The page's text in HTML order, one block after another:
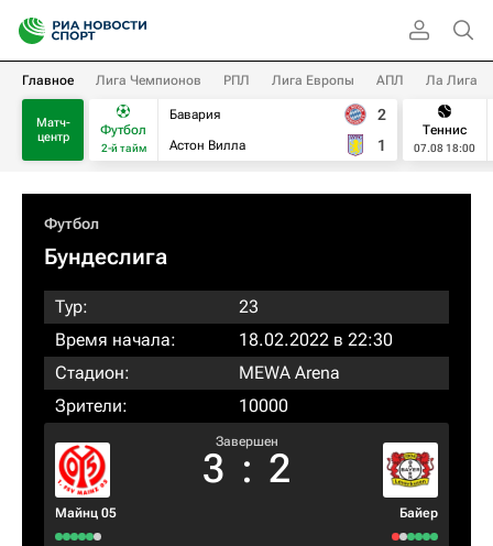
Главное Лига Чемпионов РПЛ Лига Европы АПЛ Ла Лига
Матч-
центр
Футбол
2-й тайм
Бавария
Астон Вилла
2
1
Теннис
07.08 18:00
Футбол
Бундеслига
Тур:
23
Время начала:
18.02.2022 в 22:30
Стадион:
MEWA Arena
Зрители:
10000
Майнц 05
Завершен
3 : 2
Байер